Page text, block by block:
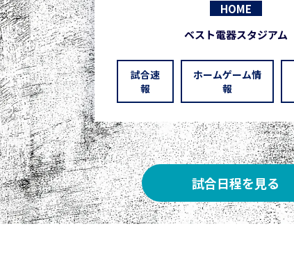
HOME
ベスト電器スタジアム
試合速
報
ホームゲーム情
報
試合日程を見る